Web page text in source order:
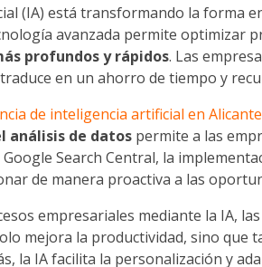
(IA) está transformando la forma
avanzada permite optimizar
profundos y rápidos. Las
en un ahorro de tiempo y
de inteligencia artificial en Alicante
análisis de datos permite a las
Search Central, la
de manera proactiva a las
empresariales mediante la IA,
mejora la productividad, sino que
la IA facilita la personalización y